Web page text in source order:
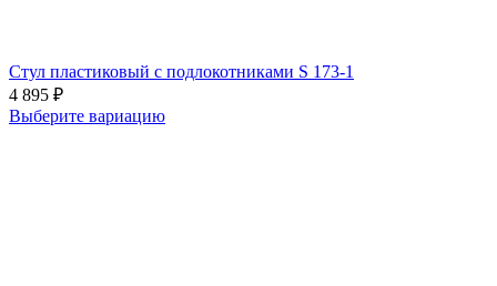
Стул пластиковый с подлокотниками S 173-1
4 895 ₽
Выберите вариацию